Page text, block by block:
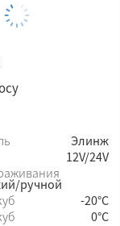
Элинж
12V/24V
ручной
-20°C
0°C